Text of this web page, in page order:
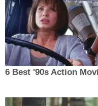
6 Best '90s Action